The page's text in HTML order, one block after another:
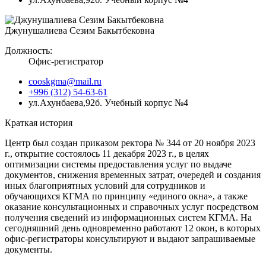
Джунушалиева Сезим Бакытбековна
Должность:
Офис-регистратор
cooskgma@mail.ru
+996 (312) 54-63-61
ул.Ахунбаева,92б. Учебный корпус №4
Краткая история
Центр был создан приказом ректора № 344 от 20 ноября 2023
г., открытие состоялось 11 декабря 2023 г., в целях
оптимизации системы предоставления услуг по выдаче
документов, снижения временных затрат, очередей и создания
иных благоприятных условий для сотрудников и
обучающихся КГМА по принципу «единого окна», а также
оказание консультационных и справочных услуг посредством
получения сведений из информационных систем КГМА. На
сегодняшний день одновременно работают 12 окон, в которых
офис-регистраторы консультируют и выдают запрашиваемые
документы.